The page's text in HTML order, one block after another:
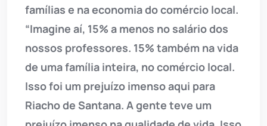
famílias e na economia do comércio local.
“Imagine aí, 15% a menos no salário dos
nossos professores. 15% também na vida
de uma família inteira, no comércio local.
Isso foi um prejuízo imenso aqui para
Riacho de Santana. A gente teve um